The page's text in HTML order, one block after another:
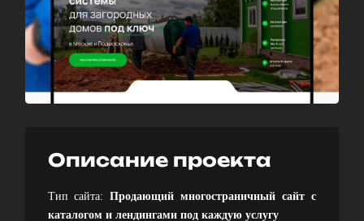
Описание проекта
Тип сайта: Продающий многостраничный сайт с
каталогом и лендингами под каждую услугу